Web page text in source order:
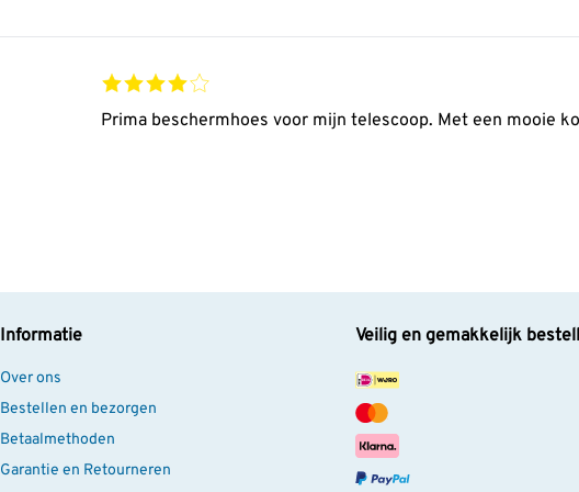
Prima beschermhoes voor mijn telescoop. Met een mooie
Informatie
Over ons
Bestellen en bezorgen
Betaalmethoden
Garantie en Retourneren
Veilig en gemakkelijk